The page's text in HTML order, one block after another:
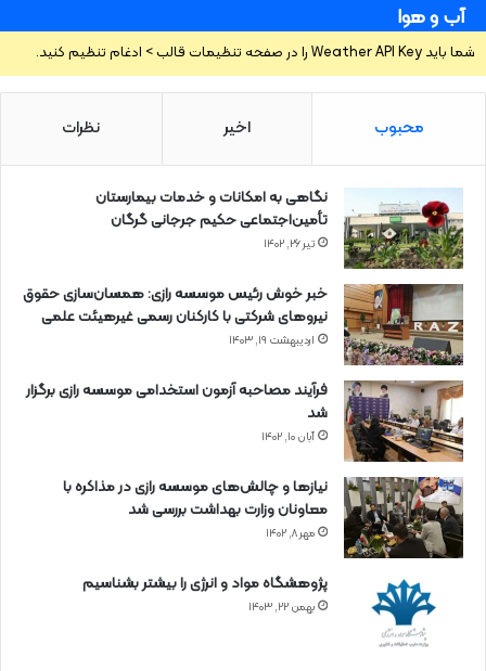
آب و هوا
شما باید Weather API Key را در صفحه تنظیمات قالب > ادغام تنظیم کنید.
محبوب اخیر نظرات
نگاهی به امکانات و خدمات بیمارستان
تأمین‌اجتماعی حکیم جرجانی گرگان
تیر ۲۶, ۱۴۰۲
خبر خوش رئیس موسسه رازی: همسان‌سازی حقوق
نیروهای شرکتی با کارکنان رسمی غیرهیئت علمی
اردیبهشت ۱۹, ۱۴۰۳
فرآیند مصاحبه آزمون استخدامی موسسه رازی برگزار
شد
آبان ۱۰, ۱۴۰۲
نیازها و چالش‌های موسسه رازی در مذاکره با
معاونان وزارت بهداشت بررسی شد
مهر ۸, ۱۴۰۲
پژوهشگاه مواد و انرژی را بیشتر بشناسیم
بهمن ۲۲, ۱۴۰۳